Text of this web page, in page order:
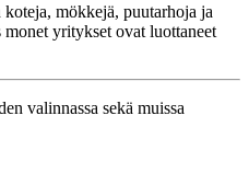
koteja, mökkejä, puutarhoja ja
yritykset ovat luottaneet
valinnassa sekä muissa